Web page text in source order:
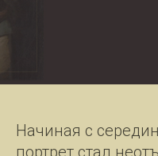
На­чи­ная с
порт­рет стал